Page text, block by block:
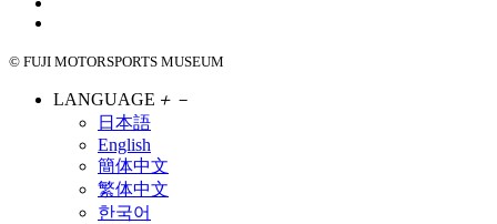
© FUJI MOTORSPORTS MUSEUM
LANGUAGE ＋ －
日本語
English
簡体中文
繁体中文
한국어